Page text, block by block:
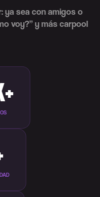
ya sea con amigos o
voy?” y más carpool